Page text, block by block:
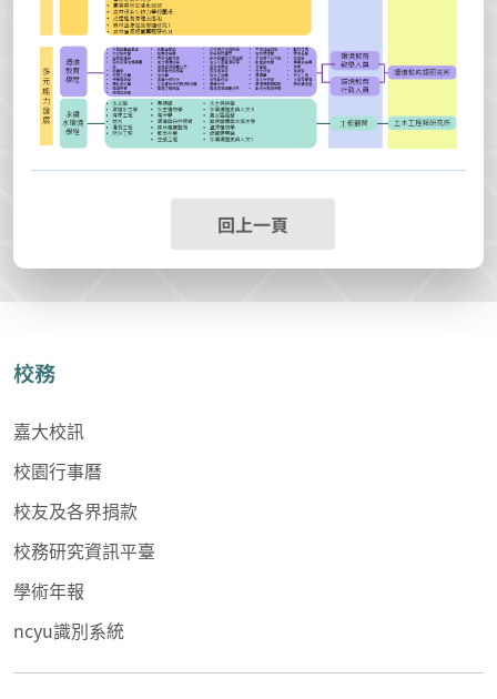
回上一頁
校務
嘉大校訊
校園行事曆
校友及各界捐款
校務研究資訊平臺
學術年報
ncyu識別系統